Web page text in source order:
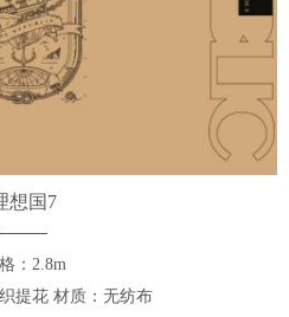
想国7
：2.8m
提花 材质：无纺布